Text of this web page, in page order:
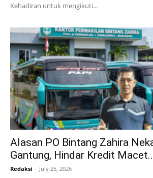
Kehadiran untuk mengikuti...
Alasan PO Bintang Zahira
Gantung, Hindar Kredit
Redaksi - July 25, 2026